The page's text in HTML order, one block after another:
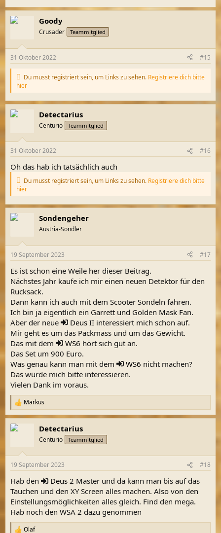
Goody
Crusader Teammitglied
31 Oktober 2022 #15
Du musst registriert sein, um Links zu sehen. Registriere dich bitte
hier
Detectarius
Centurio Teammitglied
31 Oktober 2022 #16
Oh das hab ich tatsächlich auch
Du musst registriert sein, um Links zu sehen. Registriere dich bitte
hier
Sondengeher
Austria-Sondler
19 September 2023 #17
Es ist schon eine Weile her dieser Beitrag.
Nächstes Jahr kaufe ich mir einen neuen Detektor für den
Rucksack.
Dann kann ich auch mit dem Scooter Sondeln fahren.
Ich bin ja eigentlich ein Garrett und Golden Mask Fan.
Aber der neue
Deus II interessiert mich schon auf.
Mir geht es um das Packmass und um das Gewicht.
Das mit dem
WS6 hört sich gut an.
Das Set um 900 Euro.
Was genau kann man mit dem
WS6 nicht machen?
Das würde mich bitte interessieren.
Vielen Dank im voraus.
R
e
a
k
e
:
Markus
Detectarius
Centurio Teammitglied
19 September 2023 #18
Hab den Deus 2 Master und da kann man bis auf das
Tauchen und den XY Screen alles machen. Also von den
Einstellungsmöglichkeiten alles gleich. Find den mega.
Hab noch den WSA 2 dazu genommen
Olaf